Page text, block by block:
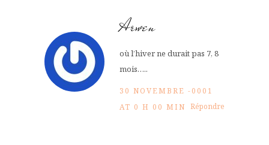
Arwen
où l’hiver ne durait pas 7, 8
mois…..
30 NOVEMBRE -0001
AT 0 H 00 MIN Répondre